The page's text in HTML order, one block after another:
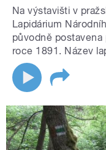
Na výstavišti v
Lapidárium
původně
roce 1891. Název